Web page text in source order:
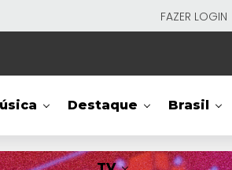
FAZER LOGIN
Destaque Brasil